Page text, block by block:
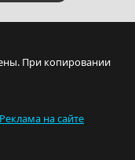
При копировании
Реклама на сайте